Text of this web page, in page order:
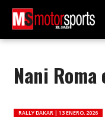
Nani
RALLY DAKAR | 13 ENERO, 2026